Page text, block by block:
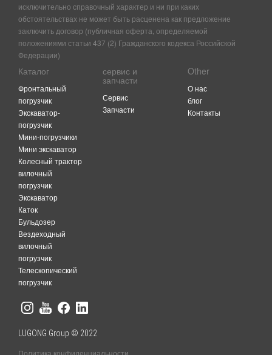
исключительно справочный характер и ни при каких
обстоятельствах не может быть расценена как предложение
заключить договор (публичная оферта, определяемой
положениями статьи 437 (2) Гражданского кодекса Российской
Федерации)
Каталог
Фронтальный
погрузчик
Экскаватор-
погрузчик
Мини-погрузчики
Мини экскаватор
Колесный трактор
вилочный
погрузчик
Экскаватор
Каток
Бульдозер
Вездеходный
вилочный
погрузчик
Телескопический
погрузчик
сервис и
запчасти
Сервис
Запчасти
Other
O нас
блог
Контакты
LUGONG Group © 2022
Политика конфиденциальности